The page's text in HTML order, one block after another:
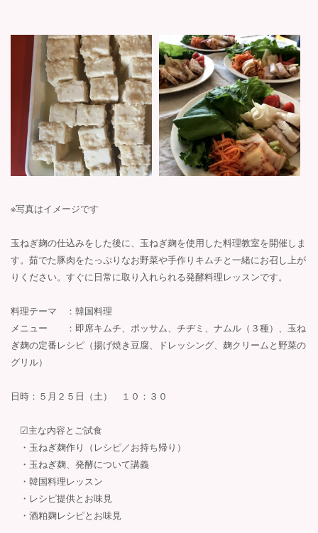
※写真はイメージです
玉ねぎ麹の仕込みをした後に、玉ねぎ麹を使用した料理教室を開催しま
す。茹でた豚肉をたっぷりなお野菜や手作りキムチと一緒にお召し上が
りください。すぐに日常に取り入れられる発酵料理レッスンです。
料理テーマ ：韓国料理
メニュー ：即席キムチ、ポッサム、チヂミ、ナムル（３種）、玉ね
ぎ麹の定番レシピ（揚げ焼き豆腐、ドレッシング、麹クリームと野菜の
グリル）
日時：５月２５日（土） １０：３０
☑︎主な内容とご試食
・玉ねぎ麹作り（レシピ／お持ち帰り）
・玉ねぎ麹、発酵について講義
・韓国料理レッスン
・レシピ提供とお味見
・酒粕麹レシピとお味見